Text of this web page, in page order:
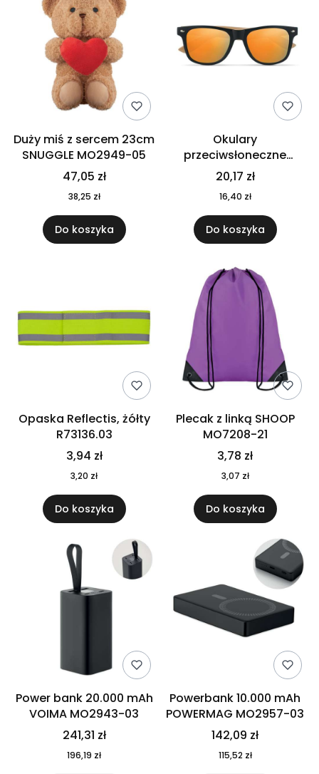
Duży miś z sercem 23cm
SNUGGLE MO2949-05
47,05 zł
38,25 zł
Do koszyka
Okulary
przeciwsłoneczne
CALIFORNIA TOUCH
MO9617-10
20,17 zł
16,40 zł
Do koszyka
Opaska Reflectis, żółty
R73136.03
3,94 zł
3,20 zł
Do koszyka
Plecak z linką SHOOP
MO7208-21
3,78 zł
3,07 zł
Do koszyka
Power bank 20.000 mAh
VOIMA MO2943-03
241,31 zł
196,19 zł
Powerbank 10.000 mAh
POWERMAG MO2957-03
142,09 zł
115,52 zł